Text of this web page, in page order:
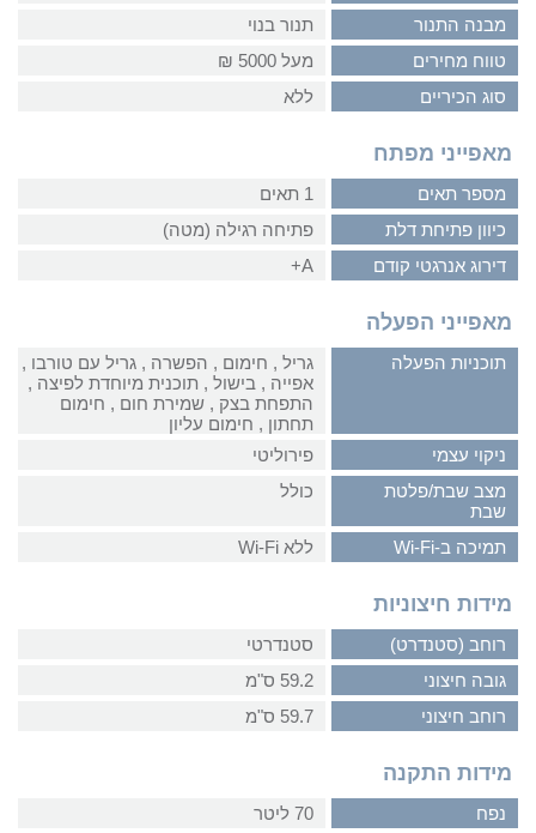
מבנה התנור
תנור בנוי
טווח מחירים
מעל 5000 ₪
סוג הכיריים
ללא
מאפייני מפתח
מספר תאים
1 תאים
כיוון פתיחת דלת
פתיחה רגילה (מטה)
דירוג אנרגטי קודם
A+
מאפייני הפעלה
תוכניות הפעלה
גריל‏ , ‏חימום‏ , ‏הפשרה‏ , ‏גריל עם טורבו‏ ,
‏אפייה‏ , ‏בישול‏ , ‏תוכנית מיוחדת לפיצה‏ ,
‏התפחת בצק‏ , ‏שמירת חום‏ , ‏חימום
תחתון‏ , ‏חימום עליון
ניקוי עצמי
פירוליטי
מצב שבת/פלטת
שבת
כולל
תמיכה ב-Wi-Fi ללא Wi-Fi
מידות חיצוניות
רוחב (סטנדרט)
סטנדרטי
גובה חיצוני
59.2 ס"מ
רוחב חיצוני
59.7 ס"מ
מידות התקנה
נפח 70 ליטר